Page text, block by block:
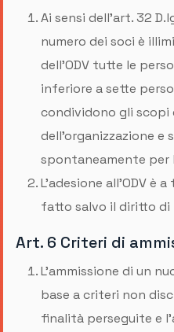
Ai sensi dell’art. 32
numero dei soci è
dell'ODV tutte le
inferiore a sette
condividono gli scopi
dell’organizzazione e
spontaneamente per
L'adesione all'ODV è
fatto salvo il diritto di
Art. 6 Criteri di
L'ammissione di un
base a criteri non
finalità perseguite e